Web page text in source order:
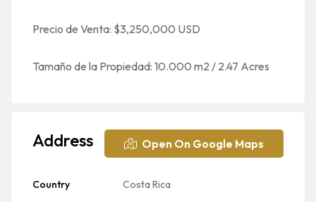
Precio de Venta: $3,250,000 USD
Tamaño de la Propiedad: 10.000 m2 / 2.47 Acres
Address Open On Google Maps
Country
Costa Rica